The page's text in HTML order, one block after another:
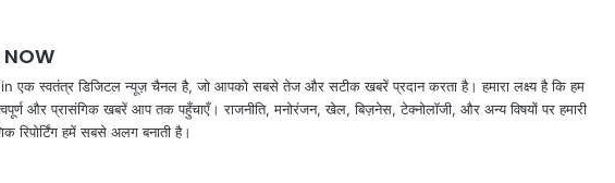
NOW
एक स्वतंत्र डिजिटल न्यूज़ चैनल है, जो आपको सबसे तेज और सटीक खबरें प्रदान करता है। हमारा लक्ष्य है कि हम
और प्रासंगिक खबरें आप तक पहुँचाएँ। राजनीति, मनोरंजन, खेल, बिज़नेस, टेक्नोलॉजी, और अन्य विषयों पर हमारी
रिपोर्टिंग हमें सबसे अलग बनाती है।